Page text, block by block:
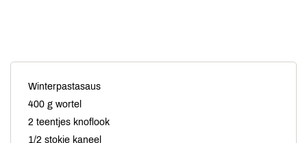
Winterpastasaus
400 g wortel
2 teentjes knoflook
1/2 stokje kaneel